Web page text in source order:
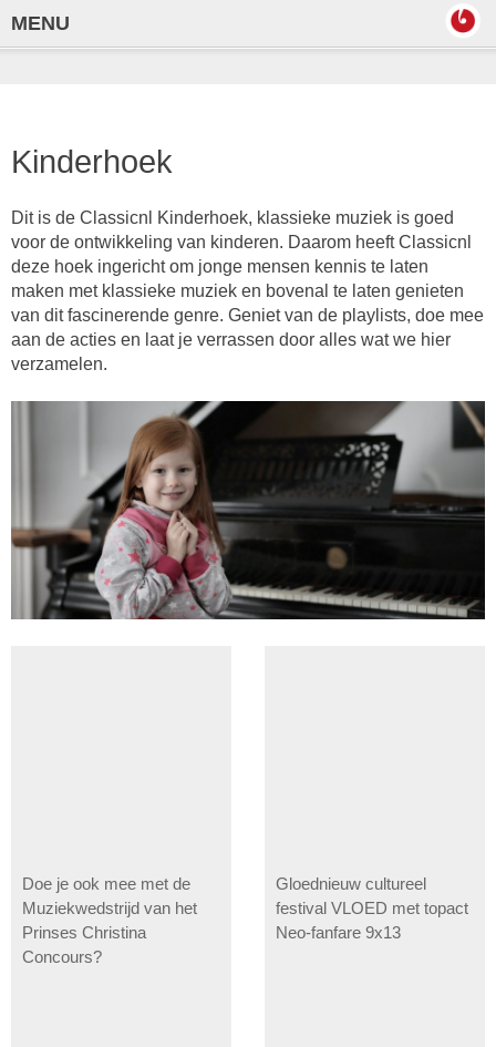
MENU
Kinderhoek
Dit is de Classicnl Kinderhoek, klassieke muziek is goed
voor de ontwikkeling van kinderen. Daarom heeft Classicnl
deze hoek ingericht om jonge mensen kennis te laten
maken met klassieke muziek en bovenal te laten genieten
van dit fascinerende genre. Geniet van de playlists, doe mee
aan de acties en laat je verrassen door alles wat we hier
verzamelen.
Doe je ook mee met de
Muziekwedstrijd van het
Prinses Christina
Concours?
Gloednieuw cultureel
festival VLOED met topact
Neo-fanfare 9x13